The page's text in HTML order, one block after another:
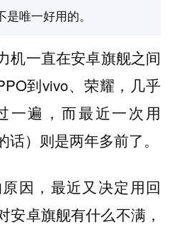
唯一好用的。
机一直在安卓旗舰之间
到vivo、荣耀，几乎
一遍，而最近一次用
）则是两年多前了。
因，最近又决定用回
安卓旗舰有什么不满，